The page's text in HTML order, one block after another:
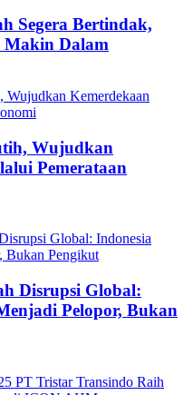
Segera Bertindak,
Makin Dalam
Wujudkan
Pemerataan
Disrupsi Global:
Pelopor, Bukan